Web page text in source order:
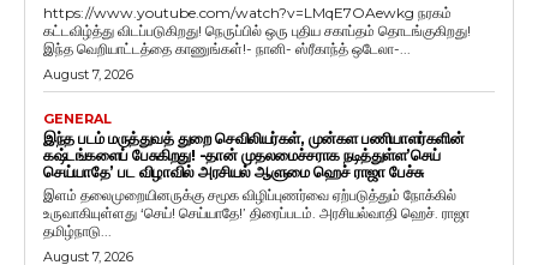
https://www.youtube.com/watch?v=LMqE7OAewkg நரகம்
கட்டவிழ்த்து விடப்படுகிறது! நெருப்பில் ஒரு புதிய சகாப்தம் தொடங்குகிறது!
இந்த வெறியாட்டத்தை காணுங்கள்!- நானி- ஸ்ரீகாந்த் ஒடேலா-...
August 7, 2026
GENERAL
இந்த படம் மருத்துவத் துறை செவிலியர்கள், முன்கள பணியாளர்களின்
கஷ்டங்களைப் பேசுகிறது! -தான் முதலமைச்சராக நடித்துள்ள’செய்
செய்யாதே’ பட விழாவில் அரசியல் ஆளுமை ஹெச் ராஜா பேச்சு
இளம் தலைமுறையினருக்கு சமூக விழிப்புணர்வை ஏற்படுத்தும் நோக்கில்
உருவாகியுள்ளது ‘செய்! செய்யாதே!’ திரைப்படம். அரசியல்வாதி ஹெச். ராஜா
தமிழ்நாடு...
August 7, 2026